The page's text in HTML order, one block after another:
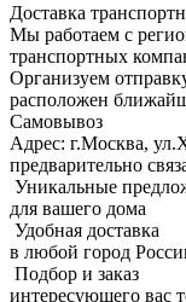
Доставка
Мы работаем с
транспортных
Организуем
расположен
Самовывоз
Адрес: г.Москва,
предварительно
Уникальные
для вашего дома
Удобная доставка
в любой город
Подбор и заказ
интересующего вас